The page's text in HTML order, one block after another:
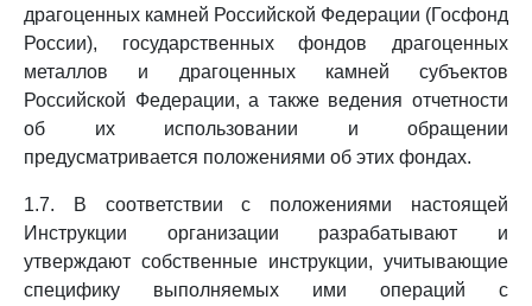
драгоценных камней Российской Федерации (Госфонд
России), государственных фондов драгоценных
металлов и драгоценных камней субъектов
Российской Федерации, а также ведения отчетности
об их использовании и обращении
предусматривается положениями об этих фондах.
1.7. В соответствии с положениями настоящей
Инструкции организации разрабатывают и
утверждают собственные инструкции, учитывающие
специфику выполняемых ими операций с